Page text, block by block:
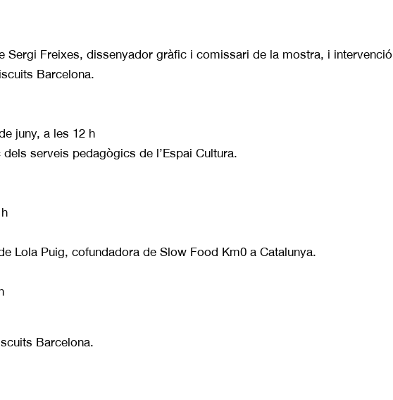
Sergi Freixes, dissenyador gràfic i comissari de la mostra, i intervenció
Barcelona.
juny, a les 12 h
serveis pedagògics de l’Espai Cultura.
Lola Puig, cofundadora de Slow Food Km0 a Catalunya.
Barcelona.